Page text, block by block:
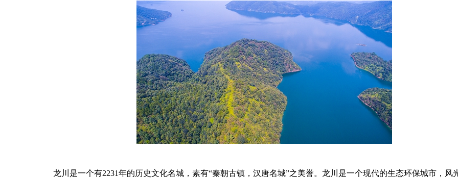
龙川是一个有2231年的历史文化名城，素有“秦朝古镇，汉唐名城”之美誉。龙川是一个现代的生态环保城市，风